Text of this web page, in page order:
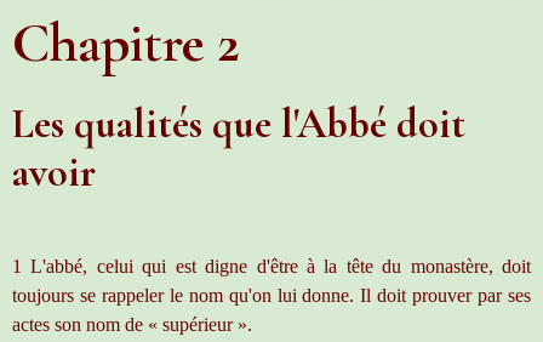
Chapitre 2
Les qualités que l'Abbé doit
avoir
1 L'abbé, celui qui est digne d'être à la tête du monastère, doit
toujours se rappeler le nom qu'on lui donne. Il doit prouver par ses
actes son nom de « supérieur ».